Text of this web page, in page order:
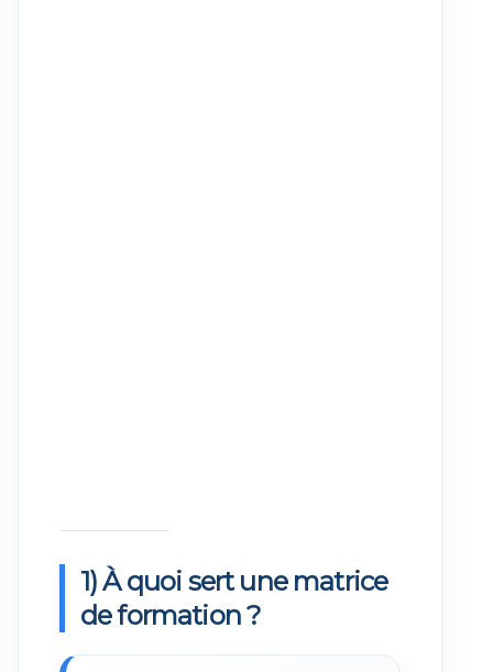
1) À quoi sert une matrice
de formation ?